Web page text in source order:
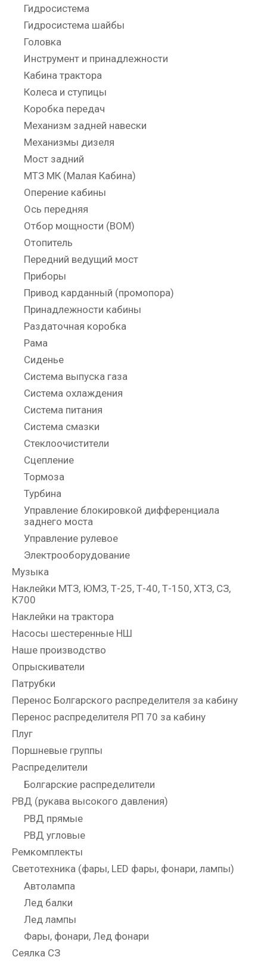
Гидросистема
Гидросистема шайбы
Головка
Инструмент и принадлежности
Кабина трактора
Колеса и ступицы
Коробка передач
Механизм задней навески
Механизмы дизеля
Мост задний
МТЗ МК (Малая Кабина)
Оперение кабины
Ось передняя
Отбор мощности (ВОМ)
Отопитель
Передний ведущий мост
Приборы
Привод карданный (промопора)
Принадлежности кабины
Раздаточная коробка
Рама
Сиденье
Система выпуска газа
Система охлаждения
Система питания
Система смазки
Стеклоочистители
Сцепление
Тормоза
Турбина
Управление блокировкой дифференциала
заднего моста
Управление рулевое
Электрооборудование
Музыка
Наклейки МТЗ, ЮМЗ, Т-25, Т-40, Т-150, ХТЗ, СЗ,
К700
Наклейки на трактора
Насосы шестеренные НШ
Наше производство
Опрыскиватели
Патрубки
Перенос Болгарского распределителя за кабину
Перенос распределителя РП 70 за кабину
Плуг
Поршневые группы
Распределители
Болгарские распределители
РВД (рукава высокого давления)
РВД прямые
РВД угловые
Ремкомплекты
Светотехника (фары, LED фары, фонари, лампы)
Автолампа
Лед балки
Лед лампы
Фары, фонари, Лед фонари
Сеялка СЗ